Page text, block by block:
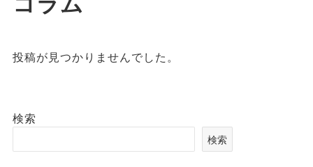
投稿が見つかりませんでした。
検索
検索